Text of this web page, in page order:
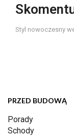
Styl nowoczesny
PRZED BUDOWĄ
Porady
Schody